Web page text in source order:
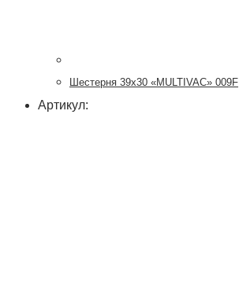
Шестерня 39х30 «MULTIVAC» 009F
Артикул: